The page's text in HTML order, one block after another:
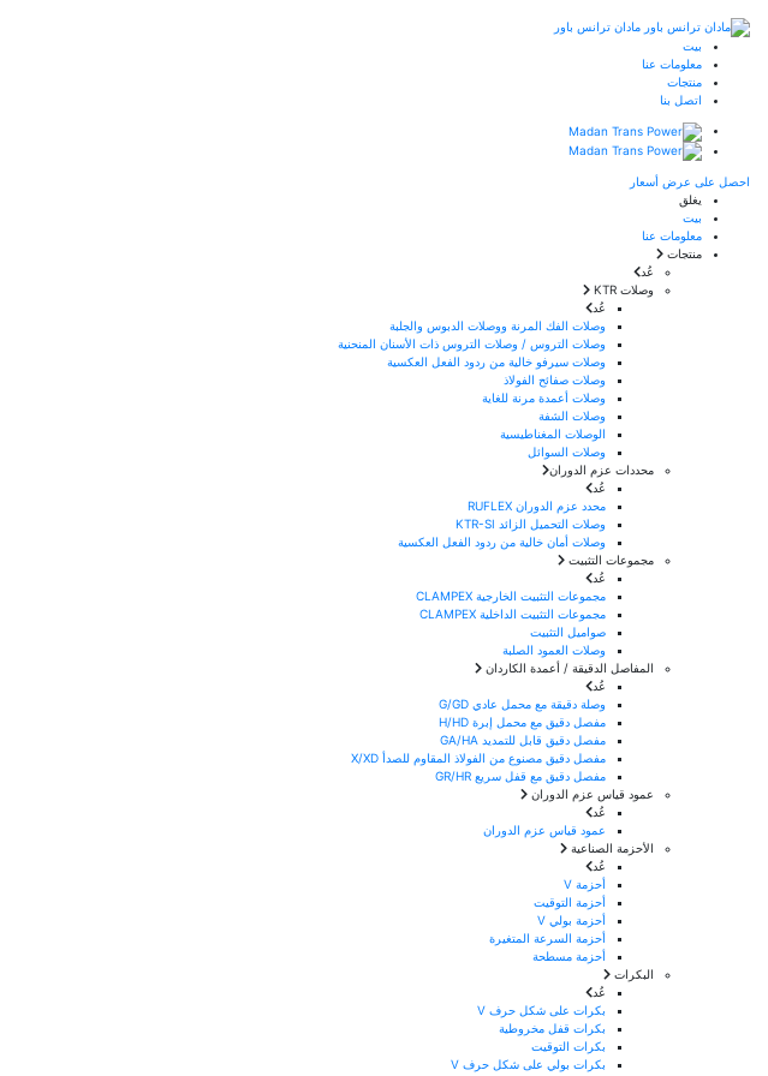
مادان ترانس باور
بيت
معلومات عنا
منتجات
اتصل بنا
احصل على عرض أسعار
يغلق
بيت
معلومات عنا
منتجات
عُد
وصلات KTR
عُد
وصلات الفك المرنة ووصلات الدبوس والجلبة
وصلات التروس / وصلات التروس ذات الأسنان المنحنية
وصلات سيرفو خالية من ردود الفعل العكسية
وصلات صفائح الفولاذ
وصلات أعمدة مرنة للغاية
وصلات الشفة
الوصلات المغناطيسية
وصلات السوائل
محددات عزم الدوران
عُد
محدد عزم الدوران RUFLEX
وصلات التحميل الزائد KTR-SI
وصلات أمان خالية من ردود الفعل العكسية
مجموعات التثبيت
عُد
مجموعات التثبيت الخارجية CLAMPEX
مجموعات التثبيت الداخلية CLAMPEX
صواميل التثبيت
وصلات العمود الصلبة
المفاصل الدقيقة / أعمدة الكاردان
عُد
وصلة دقيقة مع محمل عادي G/GD
مفصل دقيق مع محمل إبرة H/HD
مفصل دقيق قابل للتمديد GA/HA
مفصل دقيق مصنوع من الفولاذ المقاوم للصدأ X/XD
مفصل دقيق مع قفل سريع GR/HR
عمود قياس عزم الدوران
عُد
عمود قياس عزم الدوران
الأحزمة الصناعية
عُد
أحزمة V
أحزمة التوقيت
أحزمة بولي V
أحزمة السرعة المتغيرة
أحزمة مسطحة
البكرات
عُد
بكرات على شكل حرف V
بكرات قفل مخروطية
بكرات التوقيت
بكرات بولي على شكل حرف V